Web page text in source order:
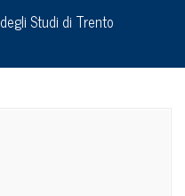
Studi di Trento